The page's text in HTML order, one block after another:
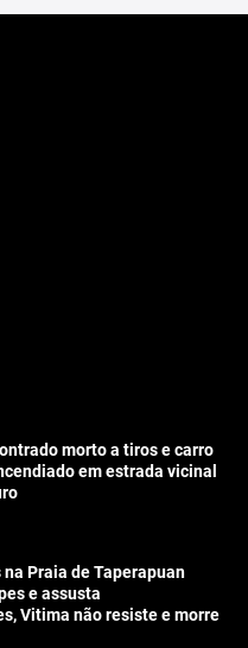
morto a tiros e carro
em estrada vicinal
Praia de Taperapuan
e assusta
Vitima não resiste e morre